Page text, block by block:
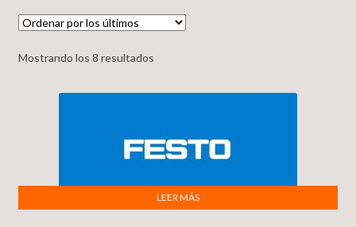
Mostrando los 8 resultados
LEER MÁS